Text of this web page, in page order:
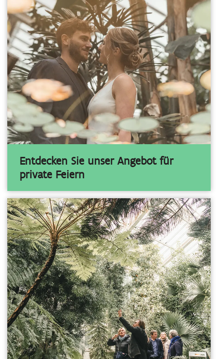
Entdecken Sie unser Angebot für
private Feiern